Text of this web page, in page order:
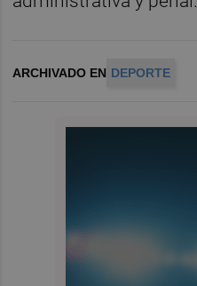
ARCHIVADO EN DEPORTE